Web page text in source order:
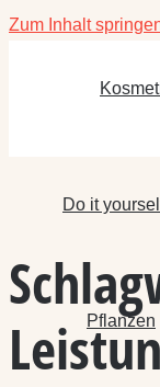
Zum Inhalt
Do it
Pflanzen